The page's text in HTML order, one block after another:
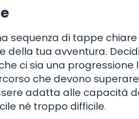
sequenza di tappe
tua avventura.
ci sia una progressione
che devono
adatta alle capacità
né troppo difficile.